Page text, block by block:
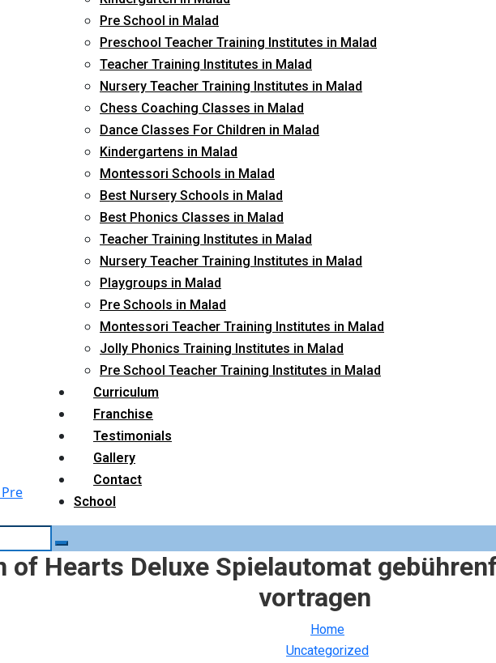
Pre School in Malad
Preschool Teacher Training Institutes in Malad
Teacher Training Institutes in Malad
Nursery Teacher Training Institutes in Malad
Chess Coaching Classes in Malad
Dance Classes For Children in Malad
Kindergartens in Malad
Montessori Schools in Malad
Best Nursery Schools in Malad
Best Phonics Classes in Malad
Teacher Training Institutes in Malad
Nursery Teacher Training Institutes in Malad
Playgroups in Malad
Pre Schools in Malad
Montessori Teacher Training Institutes in Malad
Jolly Phonics Training Institutes in Malad
Pre School Teacher Training Institutes in Malad
Curriculum
Franchise
Testimonials
Gallery
Contact
School
of Hearts Deluxe Spielautomat
vortragen
Home
Uncategorized